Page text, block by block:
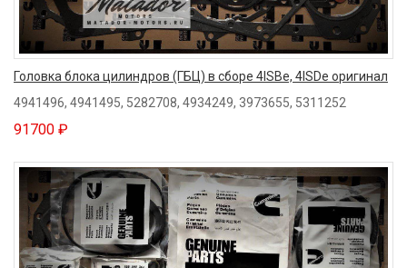
Головка блока цилиндров (ГБЦ) в сборе 4ISBe, 4ISDe оригинал
4941496, 4941495, 5282708, 4934249, 3973655, 5311252
91700 ₽